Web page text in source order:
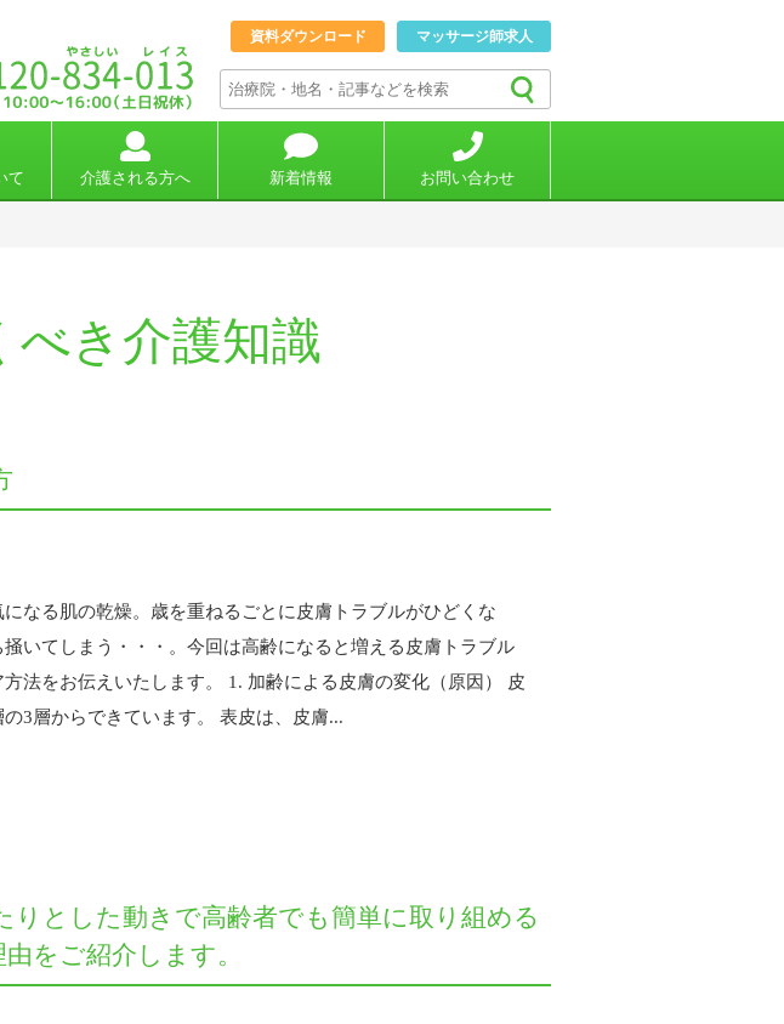
資料ダウンロード マッサージ師求人
て 介護される方へ 新着情報 お問い合わせ
べき介護知識
なる肌の乾燥。歳を重ねるごとに皮膚トラブルがひどくな
いてしまう・・・。今回は高齢になると増える皮膚トラブル
法をお伝えいたします。 1. 加齢による皮膚の変化（原因） 皮
3層からできています。 表皮は、皮膚...
とした動きで高齢者でも簡単に取り組める
をご紹介します。